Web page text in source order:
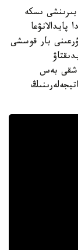
ىسكە
پايدالانۋعا
مىڭعا جۋىق تۇرعىنى بار قوسشى
بەس